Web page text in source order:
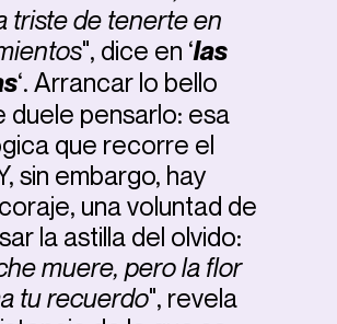
triste de tenerte en
", dice en ‘las
‘. Arrancar lo bello
duele pensarlo: esa
que recorre el
sin embargo, hay
una voluntad de
la astilla del olvido:
muere, pero la flor
tu recuerdo", revela